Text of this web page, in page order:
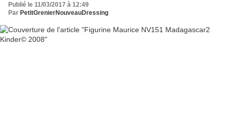
Publié le 11/03/2017 à 12:49
Par PetitGrenierNouveauDressing